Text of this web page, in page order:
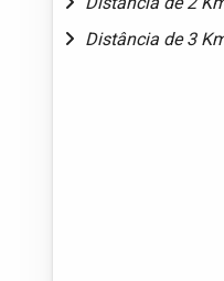
Distância de 3